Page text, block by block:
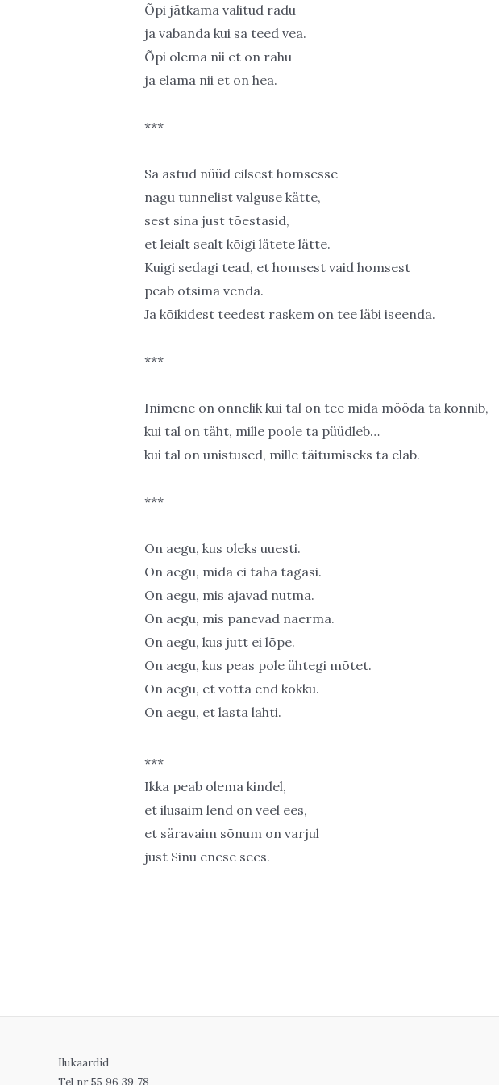
Õpi jätkama valitud radu
ja vabanda kui sa teed vea.
Õpi olema nii et on rahu
ja elama nii et on hea.
***
Sa astud nüüd eilsest homsesse
nagu tunnelist valguse kätte,
sest sina just tõestasid,
et leialt sealt kõigi lätete lätte.
Kuigi sedagi tead, et homsest vaid homsest
peab otsima venda.
Ja kõikidest teedest raskem on tee läbi iseenda.
***
Inimene on õnnelik kui tal on tee mida mööda ta kõnnib,
kui tal on täht, mille poole ta püüdleb…
kui tal on unistused, mille täitumiseks ta elab.
***
On aegu, kus oleks uuesti.
On aegu, mida ei taha tagasi.
On aegu, mis ajavad nutma.
On aegu, mis panevad naerma.
On aegu, kus jutt ei lõpe.
On aegu, kus peas pole ühtegi mõtet.
On aegu, et võtta end kokku.
On aegu, et lasta lahti.
***
Ikka peab olema kindel,
et ilusaim lend on veel ees,
et säravaim sõnum on varjul
just Sinu enese sees.
Ilukaardid